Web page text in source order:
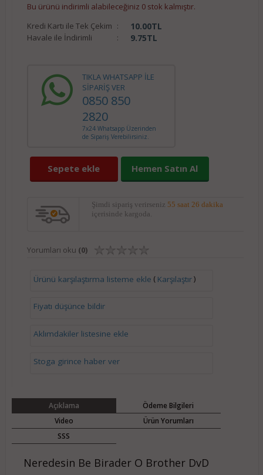
Bu ürünü indirimli alabileceğiniz 0 stok kalmıştır.
Kredi Kartı ile Tek Çekim : 10.00TL
Havale ile İndirimli : 9.75TL
TIKLA WHATSAPP İLE
SİPARİŞ VER
0850 850
2820
7x24 Whatsapp Üzerinden
de Sipariş Verebilirsiniz.
Sepete ekle Hemen Satın Al
Şimdi sipariş verirseniz 55 saat 26 dakika
içerisinde kargoda.
Yorumları oku (0)
Ürünü karşılaştırma listeme ekle ( Karşılaştır)
Fiyatı düşünce bildir
Aklımdakiler listesine ekle
Stoga girince haber ver
Açıklama
Ödeme Bilgileri
Video
Ürün Yorumları
SSS
Neredesin Be Birader O Brother DvD